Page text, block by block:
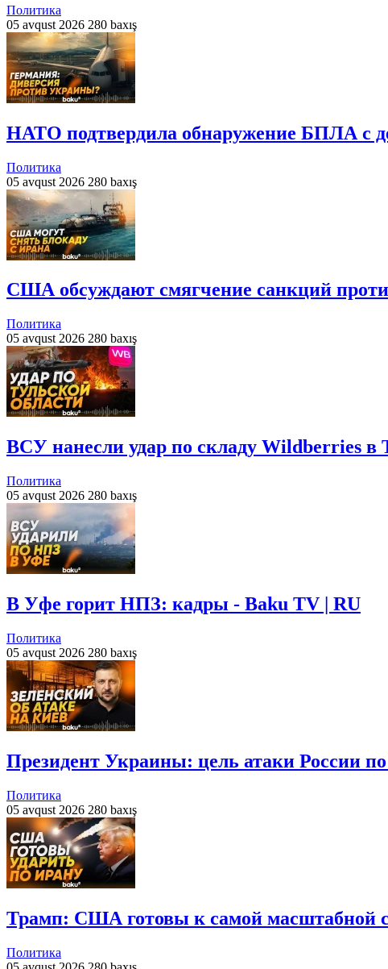
Политика
05 avqust 2026 280 baxış
НАТО подтвердила обнаружение БПЛА с
Политика
05 avqust 2026 280 baxış
США обсуждают смягчение санкций
Политика
05 avqust 2026 280 baxış
ВСУ нанесли удар по складу Wildberries в
Политика
05 avqust 2026 280 baxış
В Уфе горит НПЗ: кадры - Baku TV | RU
Политика
05 avqust 2026 280 baxış
Президент Украины: цель атаки России
Политика
05 avqust 2026 280 baxış
Трамп: США готовы к самой масштабной
Политика